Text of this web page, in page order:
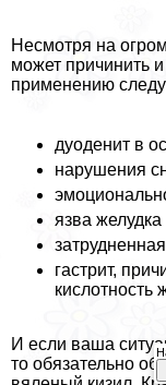
Несмотря на
может причинить
применению
дуоденит в
нарушения
язва
гастрит,
кислотность
И если ваша
то обязательно